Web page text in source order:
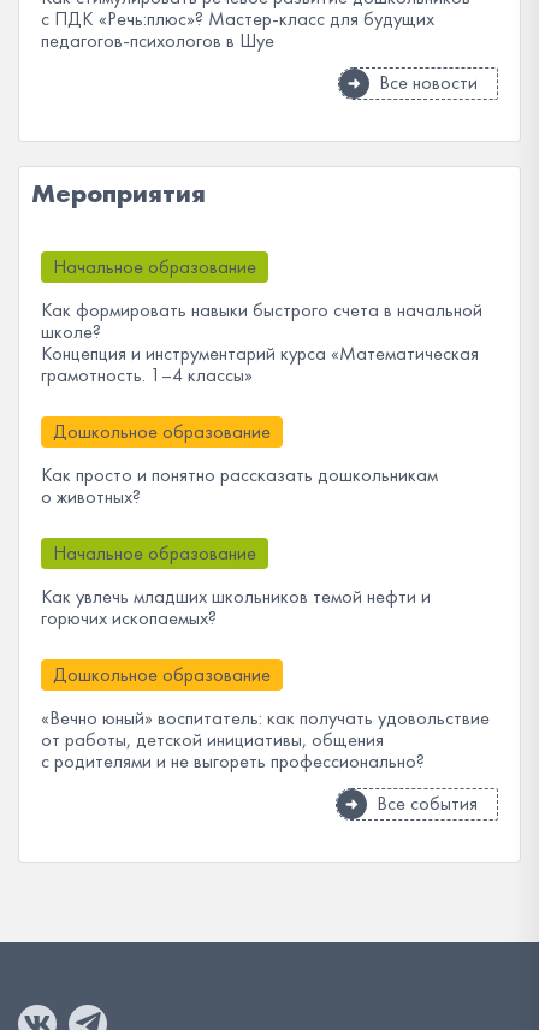
с ПДК «Речь:плюс»? Мастер-класс для будущих
педагогов-психологов в Шуе
Все новости
Мероприятия
Начальное образование
Как формировать навыки быстрого счета в начальной
школе?
Концепция и инструментарий курса «Математическая
грамотность. 1–4 классы»
Дошкольное образование
Как просто и понятно рассказать дошкольникам
о животных?
Начальное образование
Как увлечь младших школьников темой нефти и
горючих ископаемых?
Дошкольное образование
«Вечно юный» воспитатель: как получать удовольствие
от работы, детской инициативы, общения
с родителями и не выгореть профессионально?
Все события